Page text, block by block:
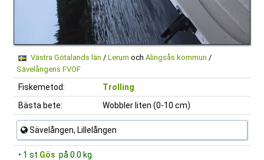
Västra Götalands län / Lerum och Alingsås kommun /
Sävelångens FVOF
Fiskemetod:
Trolling
Bästa bete:
Wobbler liten (0-10 cm)
Sävelången, Lillelången
• 1 st Gös på 0.0 kg.